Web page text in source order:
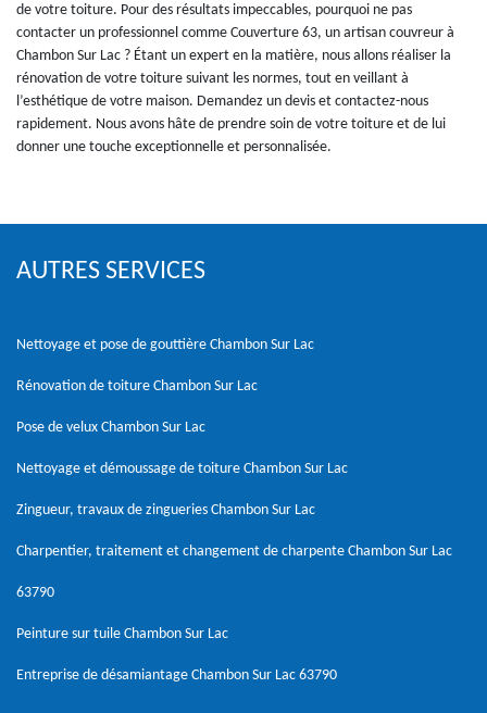
de votre toiture. Pour des résultats impeccables, pourquoi ne pas
contacter un professionnel comme Couverture 63, un artisan couvreur à
Chambon Sur Lac ? Étant un expert en la matière, nous allons réaliser la
rénovation de votre toiture suivant les normes, tout en veillant à
l’esthétique de votre maison. Demandez un devis et contactez-nous
rapidement. Nous avons hâte de prendre soin de votre toiture et de lui
donner une touche exceptionnelle et personnalisée.
AUTRES SERVICES
Nettoyage et pose de gouttière Chambon Sur Lac
Rénovation de toiture Chambon Sur Lac
Pose de velux Chambon Sur Lac
Nettoyage et démoussage de toiture Chambon Sur Lac
Zingueur, travaux de zingueries Chambon Sur Lac
Charpentier, traitement et changement de charpente Chambon Sur Lac
63790
Peinture sur tuile Chambon Sur Lac
Entreprise de désamiantage Chambon Sur Lac 63790